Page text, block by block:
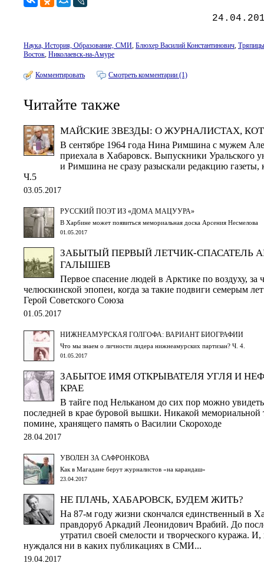
Наука, История, Образование, СМИ, Блюхер Василий Константинович,
Восток, Николаевск-на-Амуре
Комментировать Смотреть комментарии (1)
Читайте также
МАЙСКИЕ ЗВЕЗДЫ: О ЖУРНАЛИСТАХ,
В сентябре 1964 года Нина Римшина с мужем
приехала в Хабаровск. Выпускники Уральского
и Римшина не сразу разыскали редакцию газеты,
Ч.5
03.05.2017
РУССКИЙ ПОЭТ ИЗ «ДОМА МАЦУУРА»
В Харбине может появиться мемориальная доска Арсения Несмелова
01.05.2017
ЗАБЫТЫЙ ПЕРВЫЙ ЛЕТЧИК-СПАСАТЕЛЬ
ГАЛЫШЕВ
Первое спасение людей в Арктике по воздуху, за
челюскинской эпопеи, когда за такие подвиги семерым
Герой Советского Союза
01.05.2017
НИЖНЕАМУРСКАЯ ГОЛГОФА: ВАРИАНТ БИОГРАФИИ
Что мы знаем о личности лидера нижнеамурских партизан? Ч. 4.
01.05.2017
ЗАБЫТОЕ ИМЯ ОТКРЫВАТЕЛЯ УГЛЯ И
КРАЕ
В тайге под Нельканом до сих пор можно
последней в крае буровой вышки. Никакой мемориальной
помине, хранящего память о Василии Скороходе
28.04.2017
УВОЛЕН ЗА САФРОНКОВА
Как в Магадане берут журналистов «на карандаш»
23.04.2017
НЕ ПЛАЧЬ, ХАБАРОВСК, БУДЕМ ЖИТЬ?
На 87-м году жизни скончался единственный в
правдоруб Аркадий Леонидович Врабий. До
утратил своей смелости и творческого куража.
нуждался ни в каких публикациях в СМИ...
19.04.2017